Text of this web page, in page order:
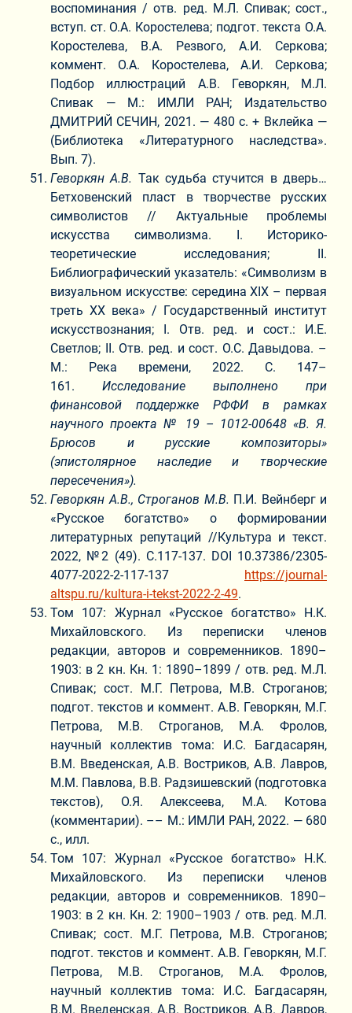
воспоминания / отв. ред. М.Л. Спивак; сост.,
вступ. ст. О.А. Коростелева; подгот. текста О.А.
Коростелева, В.А. Резвого, А.И. Серкова;
коммент. О.А. Коростелева, А.И. Серкова;
Подбор иллюстраций А.В. Геворкян, М.Л.
Спивак — М.: ИМЛИ РАН; Издательство
ДМИТРИЙ СЕЧИН, 2021. — 480 с. + Вклейка —
(Библиотека «Литературного наследства».
Вып. 7).
Геворкян А.В. Так судьба стучится в дверь…
Бетховенский пласт в творчестве русских
символистов // Актуальные проблемы
искусства символизма. I. Историко-
теоретические исследования; II.
Библиографический указатель: «Символизм в
визуальном искусстве: середина XIX – первая
треть XX века» / Государственный институт
искусствознания; I. Отв. ред. и сост.: И.Е.
Светлов; II. Отв. ред. и сост. О.С. Давыдова. –
М.: Река времени, 2022. С. 147–
161. Исследование выполнено при
финансовой поддержке РФФИ в рамках
научного проекта № 19 – 1012-00648 «В. Я.
Брюсов и русские композиторы»
(эпистолярное наследие и творческие
пересечения»).
Геворкян А.В., Строганов М.В. П.И. Вейнберг и
«Русское богатство» о формировании
литературных репутаций //Культура и текст.
2022, №2 (49). С.117-137. DOI 10.37386/2305-
4077-2022-2-117-137
https://journal-
altspu.ru/kultura-i-tekst-2022-2-49.
Том 107: Журнал «Русское богатство» Н.К.
Михайловского. Из переписки членов
редакции, авторов и современников. 1890–
1903: в 2 кн. Кн. 1: 1890–1899 / отв. ред. М.Л.
Спивак; сост. М.Г. Петрова, М.В. Строганов;
подгот. текстов и коммент. А.В. Геворкян, М.Г.
Петрова, М.В. Строганов, М.А. Фролов,
научный коллектив тома: И.С. Багдасарян,
В.М. Введенская, А.В. Востриков, А.В. Лавров,
М.М. Павлова, В.В. Радзишевский (подготовка
текстов), О.Я. Алексеева, М.А. Котова
(комментарии). –– М.: ИМЛИ РАН, 2022. — 680
с., илл.
Том 107: Журнал «Русское богатство» Н.К.
Михайловского. Из переписки членов
редакции, авторов и современников. 1890–
1903: в 2 кн. Кн. 2: 1900–1903 / отв. ред. М.Л.
Спивак; сост. М.Г. Петрова, М.В. Строганов;
подгот. текстов и коммент. А.В. Геворкян, М.Г.
Петрова, М.В. Строганов, М.А. Фролов,
научный коллектив тома: И.С. Багдасарян,
В.М. Введенская, А.В. Востриков, А.В. Лавров,